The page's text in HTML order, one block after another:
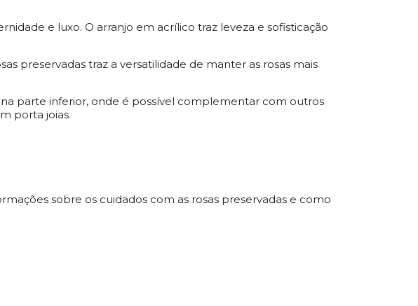
e luxo. O arranjo em acrílico traz leveza e sofisticação
preservadas traz a versatilidade de manter as rosas mais
parte inferior, onde é possível complementar com outros
porta joias.
sobre os cuidados com as rosas preservadas e como